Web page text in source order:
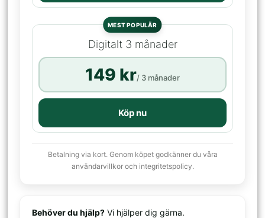
MEST POPULÄR
Digitalt 3 månader
149 kr/ 3 månader
Köp nu
Betalning via kort. Genom köpet godkänner du våra
användarvillkor och integritetspolicy.
Behöver du hjälp? Vi hjälper dig gärna.